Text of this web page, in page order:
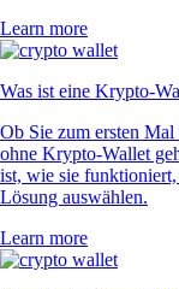
Learn more
Was ist eine Krypto-
Ob Sie zum ersten
ohne Krypto-Wallet
ist, wie sie
Lösung auswählen.
Learn more